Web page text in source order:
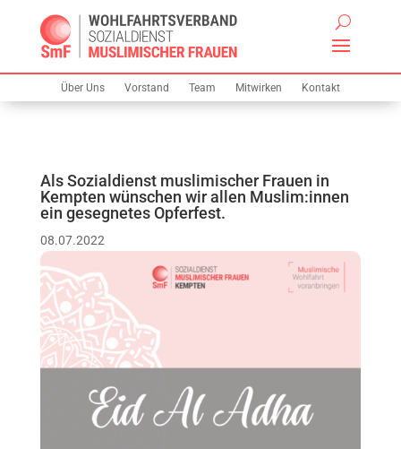
Über Uns Vorstand Team Mitwirken Kontakt
Als Sozialdienst muslimischer Frauen in
Kempten wünschen wir allen Muslim:innen
ein gesegnetes Opferfest.
08.07.2022